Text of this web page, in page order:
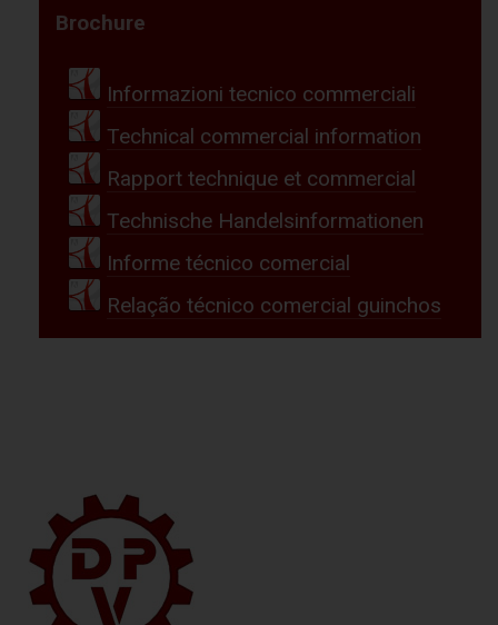
Brochure
Informazioni tecnico commerciali
Technical commercial information
Rapport technique et commercial
Technische Handelsinformationen
Informe técnico comercial
Relação técnico comercial guinchos